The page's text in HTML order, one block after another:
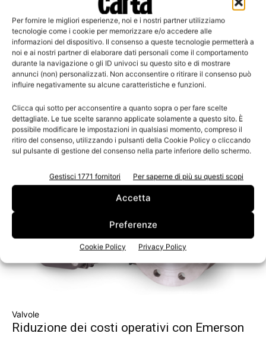
Per fornire le migliori esperienze, noi e i nostri partner utilizziamo
tecnologie come i cookie per memorizzare e/o accedere alle
informazioni del dispositivo. Il consenso a queste tecnologie permetterà a
noi e ai nostri partner di elaborare dati personali come il comportamento
durante la navigazione o gli ID univoci su questo sito e di mostrare
annunci (non) personalizzati. Non acconsentire o ritirare il consenso può
influire negativamente su alcune caratteristiche e funzioni.
Clicca qui sotto per acconsentire a quanto sopra o per fare scelte
dettagliate. Le tue scelte saranno applicate solamente a questo sito. È
possibile modificare le impostazioni in qualsiasi momento, compreso il
ritiro del consenso, utilizzando i pulsanti della Cookie Policy o cliccando
sul pulsante di gestione del consenso nella parte inferiore dello schermo.
Gestisci 1771 fornitori Per saperne di più su questi scopi
Accetta
Preferenze
Cookie Policy Privacy Policy
Raccolta polveri
Utilizzo rapido dei dati in modo interattivo,
grazie a Donaldson
Valvole
Riduzione dei costi operativi con Emerson